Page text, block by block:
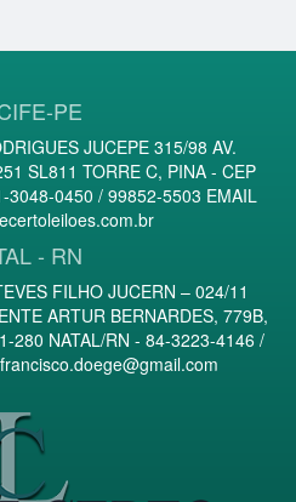
PE
JUCEPE 315/98 AV.
SL811 TORRE C, PINA - CEP
3048-0450 / 99852-5503 EMAIL
- RN
FILHO JUCERN – 024/11
ARTUR BERNARDES, 779B,
280 NATAL/RN - 84-3223-4146 /
francisco.doege@gmail.com